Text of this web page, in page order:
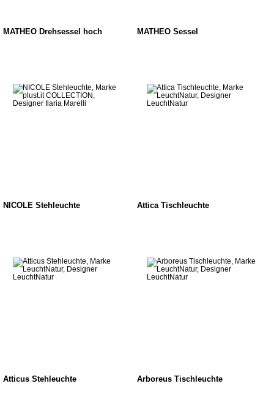
MATHEO Drehsessel hoch MATHEO Sessel
NICOLE Stehleuchte Attica Tischleuchte
Atticus Stehleuchte Arboreus Tischleuchte